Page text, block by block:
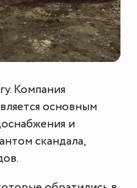
Компания
основным
и
скандала,